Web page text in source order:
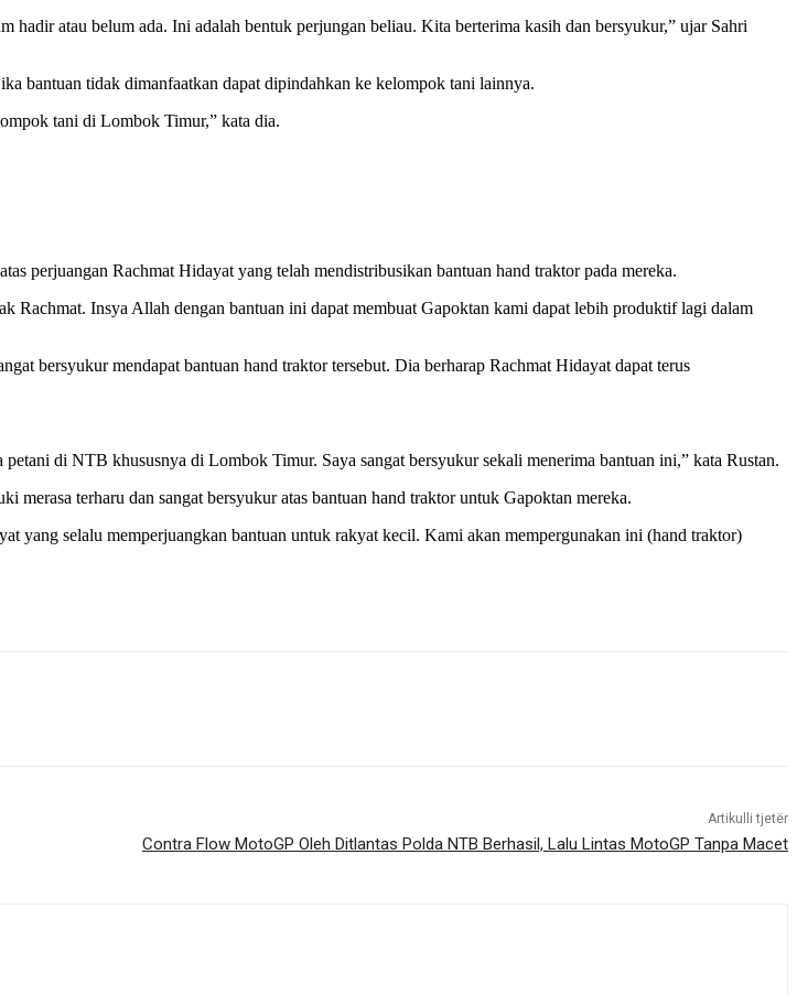
atau belum ada. Ini adalah bentuk perjungan beliau. Kita berterima kasih dan bersyukur,” ujar Sahri
bantuan tidak dimanfaatkan dapat dipindahkan ke kelompok tani lainnya.
tani di Lombok Timur,” kata dia.
perjuangan Rachmat Hidayat yang telah mendistribusikan bantuan hand traktor pada mereka.
Rachmat. Insya Allah dengan bantuan ini dapat membuat Gapoktan kami dapat lebih produktif lagi dalam
bersyukur mendapat bantuan hand traktor tersebut. Dia berharap Rachmat Hidayat dapat terus
di NTB khususnya di Lombok Timur. Saya sangat bersyukur sekali menerima bantuan ini,” kata Rustan.
terharu dan sangat bersyukur atas bantuan hand traktor untuk Gapoktan mereka.
yang selalu memperjuangkan bantuan untuk rakyat kecil. Kami akan mempergunakan ini (hand traktor)
Artikulli tjetër
Contra Flow MotoGP Oleh Ditlantas Polda NTB Berhasil, Lalu Lintas MotoGP Tanpa Macet